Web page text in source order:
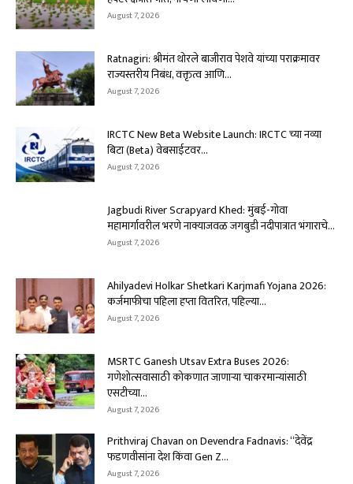
August 7, 2026
Ratnagiri: श्रीमंत थोरले बाजीराव पेशवे यांच्या पराक्रमावर
राज्यस्तरीय निबंध, वक्तृत्व आणि...
August 7, 2026
IRCTC New Beta Website Launch: IRCTC च्या नव्या
बिटा (Beta) वेबसाईटवर...
August 7, 2026
Jagbudi River Scrapyard Khed: मुंबई-गोवा
महामार्गावरील भरणे नाक्याजवळ जगबुडी नदीपात्रात भंगाराचे...
August 7, 2026
Ahilyadevi Holkar Shetkari Karjmafi Yojana 2026:
कर्जमाफीचा पहिला हप्ता वितरित, पहिल्या...
August 7, 2026
MSRTC Ganesh Utsav Extra Buses 2026:
गणेशोत्सवासाठी कोकणात जाणाऱ्या चाकरमान्यांसाठी
एसटीच्या...
August 7, 2026
Prithviraj Chavan on Devendra Fadnavis: “देवेंद्र
फडणवीसांना देश किंवा Gen Z...
August 7, 2026